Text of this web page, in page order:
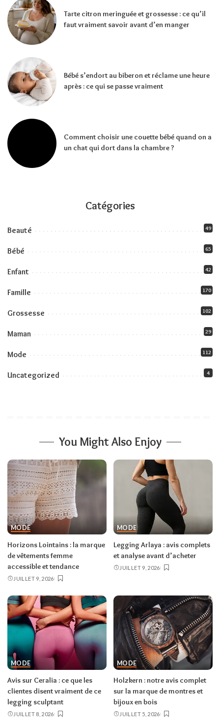
Tarte citron meringuée et grossesse : ce qu’il
faut vraiment savoir avant d’en manger
Bébé s’endort au biberon et réclame une heure
après : ce qui se passe vraiment
Comment choisir une couette bébé quand on a
un chat qui dort dans la chambre ?
Catégories
Beauté 49
Bébé 65
Enfant 42
Famille 170
Grossesse 102
Maman 29
Mode 112
Uncategorized 4
You Might Also Enjoy
MODE
Horizons Lointains : la marque
de vêtements femme
accessible et tendance
JUILLET 9, 2026
MODE
Legging Arlaya : avis complets
et analyse avant d’acheter
JUILLET 9, 2026
MODE
Avis sur Ceralia : ce que les
clientes disent vraiment de ce
legging sculptant
JUILLET 8, 2026
MODE
Holzkern : notre avis complet
sur la marque de montres et
bijoux en bois
JUILLET 5, 2026